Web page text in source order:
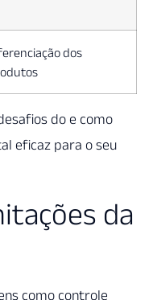
dos
do e como
eficaz para o seu
da
como controle